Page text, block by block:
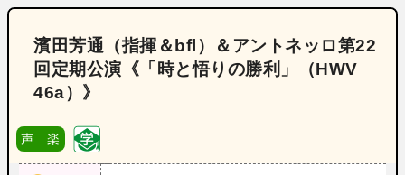
濱田芳通（指揮＆bfl）＆アントネッロ第22
回定期公演《「時と悟りの勝利」（HWV
46a）》
声 楽